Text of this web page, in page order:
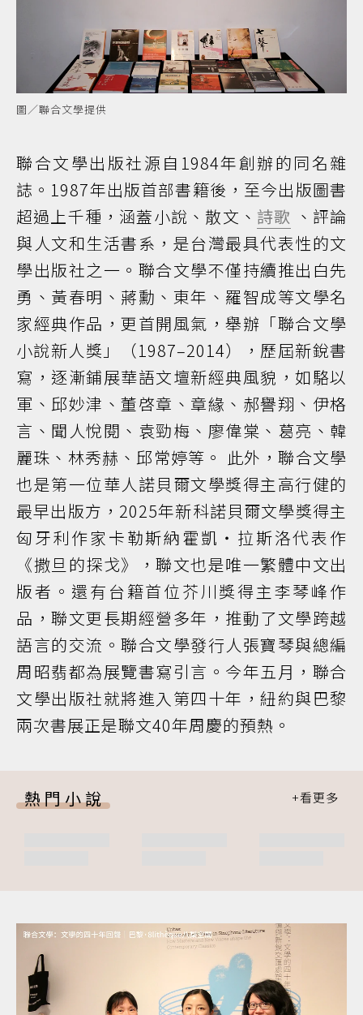
圖／聯合文學提供
聯合文學出版社源自1984年創辦的同名雜
誌。1987年出版首部書籍後，至今出版圖書
超過上千種，涵蓋小說、散文、 詩歌 、評論
與人文和生活書系，是台灣最具代表性的文
學出版社之一。聯合文學不僅持續推出白先
勇、黃春明、蔣勳、東年、羅智成等文學名
家經典作品，更首開風氣，舉辦「聯合文學
小說新人獎」（1987–2014），歷屆新銳書
寫，逐漸鋪展華語文壇新經典風貌，如駱以
軍、邱妙津、董啓章、章緣、郝譽翔、伊格
言、聞人悅閱、袁勁梅、廖偉棠、葛亮、韓
麗珠、林秀赫、邱常婷等。 此外，聯合文學
也是第一位華人諾貝爾文學獎得主高行健的
最早出版方，2025年新科諾貝爾文學獎得主
匈牙利作家卡勒斯納霍凱・拉斯洛代表作
《撒旦的探戈》，聯文也是唯一繁體中文出
版者。還有台籍首位芥川獎得主李琴峰作
品，聯文更長期經營多年，推動了文學跨越
語言的交流。聯合文學發行人張寶琴與總編
周昭翡都為展覽書寫引言。今年五月，聯合
文學出版社就將進入第四十年，紐約與巴黎
兩次書展正是聯文40年周慶的預熱。
熱門小說